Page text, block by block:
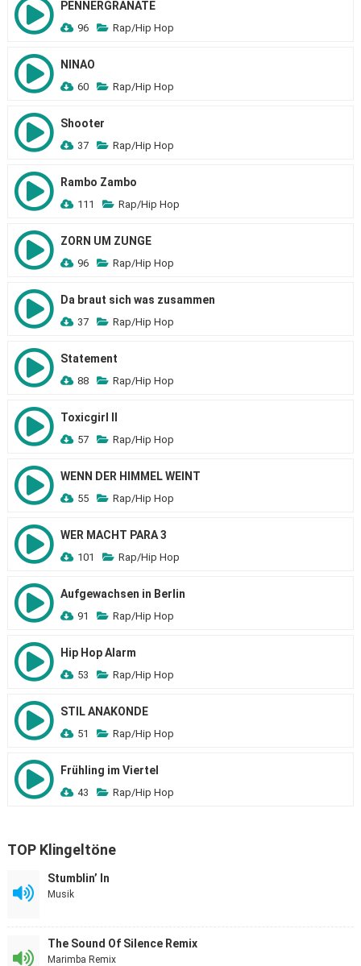
PENNERGRANATE
96 Rap/Hip Hop
NINAO
60 Rap/Hip Hop
Shooter
37 Rap/Hip Hop
Rambo Zambo
111 Rap/Hip Hop
ZORN UM ZUNGE
96 Rap/Hip Hop
Da braut sich was zusammen
37 Rap/Hip Hop
Statement
88 Rap/Hip Hop
Toxicgirl II
57 Rap/Hip Hop
WENN DER HIMMEL WEINT
55 Rap/Hip Hop
WER MACHT PARA 3
101 Rap/Hip Hop
Aufgewachsen in Berlin
91 Rap/Hip Hop
Hip Hop Alarm
53 Rap/Hip Hop
STIL ANAKONDE
51 Rap/Hip Hop
Frühling im Viertel
43 Rap/Hip Hop
TOP Klingeltöne
Stumblin’ In
Musik
The Sound Of Silence Remix
Marimba Remix